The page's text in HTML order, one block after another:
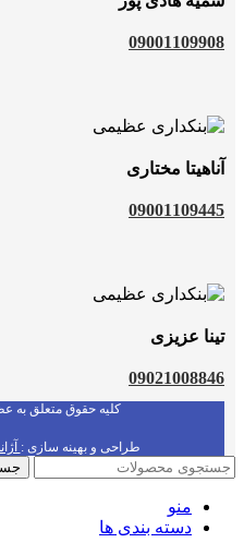
09001109908
آناهیتا مختاری
09001109445
تینا عزیزی
09021008846
کلیه حقوق متعلق به
طراحی و بهینه سازی :
منو
دسته بندی ها